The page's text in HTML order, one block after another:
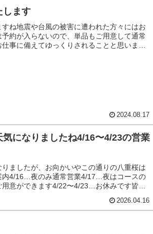
します
ね地震や台風の被害に遭われた方々にはお
約が入らないので、単品もご用意して通常
事に備えてゆっくりされることと思います
2024.08.17
になりましたね4/16〜4/23の営業
ましたが、お向かいやこの通りの八重桜は
内4/16…夜のみ通常営業4/17…夜はコースの
意ができます4/22〜4/23…お休みです皆様
2026.04.16